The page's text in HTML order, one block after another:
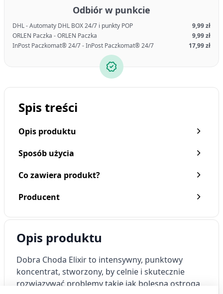
Odbiór w punkcie
DHL - Automaty DHL BOX 24/7 i punkty POP
9,99 zł
ORLEN Paczka - ORLEN Paczka
9,99 zł
InPost Paczkomat® 24/7 - InPost Paczkomat® 24/7
17,99 zł
Spis treści
Opis produktu
Sposób użycia
Co zawiera produkt?
Producent
Opis produktu
Dobra Choda Elixir to intensywny, punktowy
koncentrat, stworzony, by celnie i skutecznie
rozwiązywać problemy takie jak bolesna ostroga